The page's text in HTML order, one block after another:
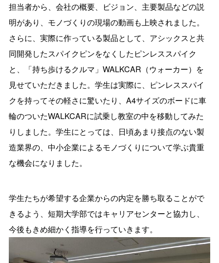
担当者から、会社の概要、ビジョン、主要製品などの説
明があり、モノづくりの現場の動画も上映されました。
さらに、実際に作っている製品として、アシックスと共
同開発したスパイクピンをなくしたピンレススパイク
と、「持ち歩けるクルマ」WALKCAR（ウォーカー）を
見せていただきました。学生は実際に、ピンレススパイ
クを持ってその軽さに驚いたり、A4サイズのボードに車
輪のついたWALKCARに試乗し教室の中を移動してみた
りしました。学生にとっては、日頃あまり接点のない製
造業界の、中小企業によるモノづくりについて学ぶ貴重
な機会になりました。
学生たちが希望する企業からの内定を勝ち取ることがで
きるよう、短期大学部ではキャリアセンターと協力し、
今後もきめ細かく指導を行っていきます。